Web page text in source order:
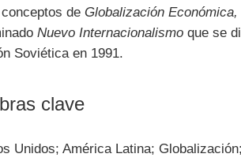
de Globalización
Nuevo Internacionalismo que se
Soviética en 1991.
clave
Unidos; América Latina;